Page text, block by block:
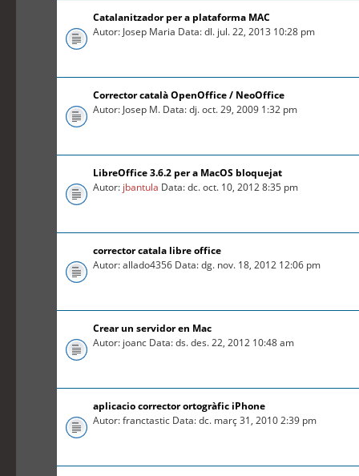
Catalanitzador per a plataforma MAC
Autor: Josep Maria Data: dl. jul. 22, 2013 10:28 pm
Corrector català OpenOffice / NeoOffice
Autor: Josep M. Data: dj. oct. 29, 2009 1:32 pm
LibreOffice 3.6.2 per a MacOS bloquejat
Autor: jbantula Data: dc. oct. 10, 2012 8:35 pm
corrector catala libre office
Autor: allado4356 Data: dg. nov. 18, 2012 12:06 pm
Crear un servidor en Mac
Autor: joanc Data: ds. des. 22, 2012 10:48 am
aplicacio corrector ortogràfic iPhone
Autor: franctastic Data: dc. març 31, 2010 2:39 pm